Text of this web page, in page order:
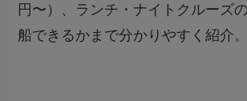
円〜）、ランチ・ナイトクルーズ
船できるかまで分かりやすく紹介。